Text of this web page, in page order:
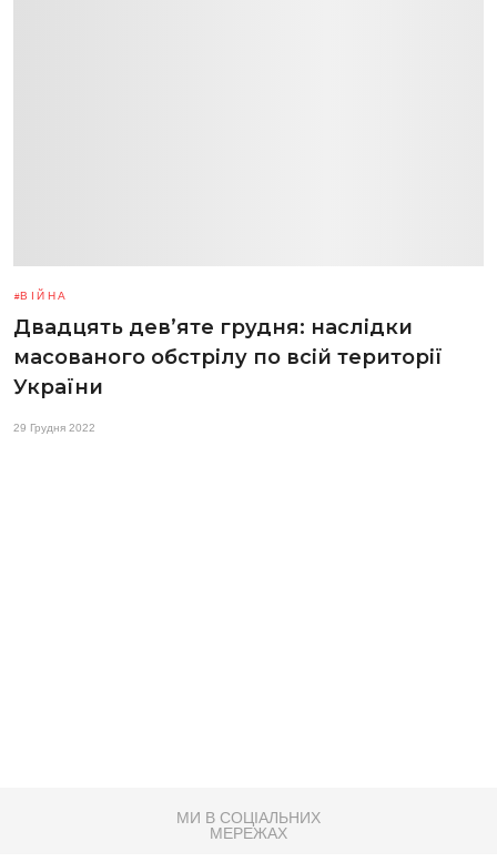
ВІЙНА
Двадцять дев’яте грудня: наслідки
масованого обстрілу по всій території
України
29 Грудня 2022
МИ В СОЦІАЛЬНИХ
МЕРЕЖАХ